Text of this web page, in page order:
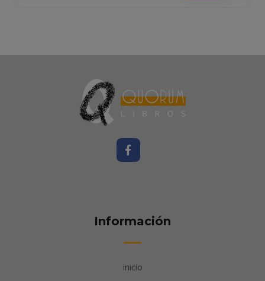
Información
inicio